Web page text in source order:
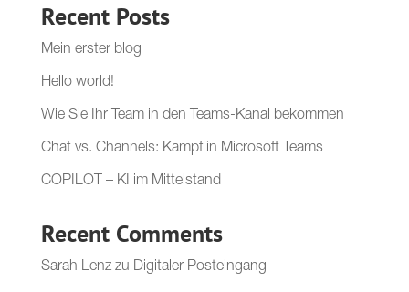
Recent Posts
Mein erster blog
Hello world!
Wie Sie Ihr Team in den Teams-Kanal bekommen
Chat vs. Channels: Kampf in Microsoft Teams
COPILOT – KI im Mittelstand
Recent Comments
Sarah Lenzzu Digitaler Posteingang